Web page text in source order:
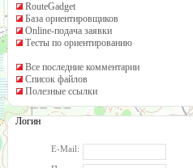
RouteGadget
База ориентировщиков
Online-подача заявки
Тесты по ориентированию
Все последние комментарии
Список файлов
Полезные ссылки
Логин
E-Mail: